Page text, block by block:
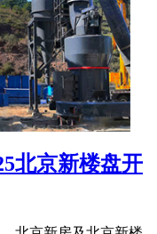
北京新楼盘开